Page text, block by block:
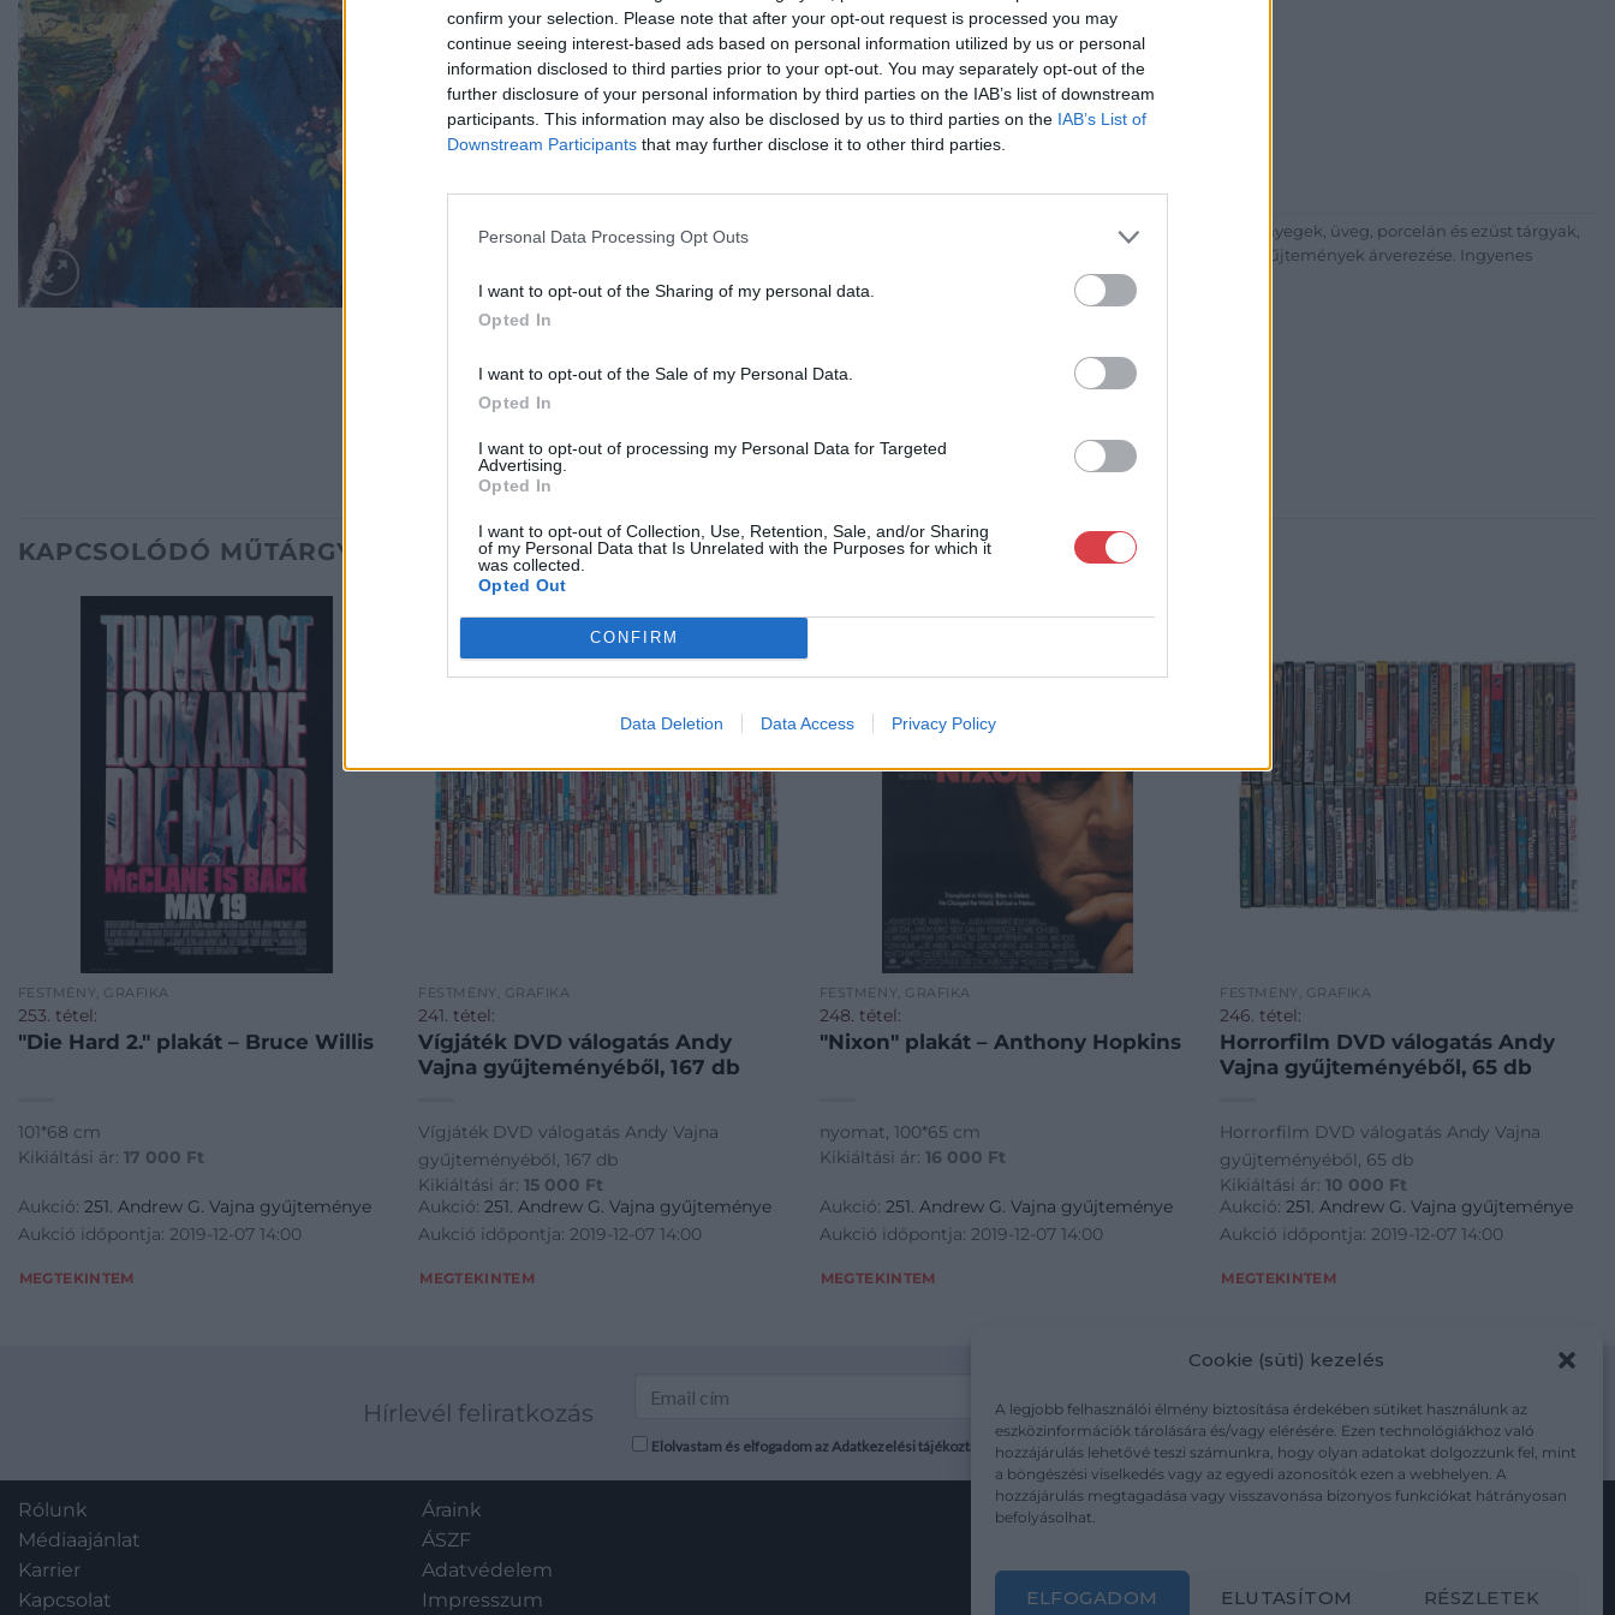
confirm your selection. Please note that after your opt-out request is processed you may
continue seeing interest-based ads based on personal information utilized by us or personal
information disclosed to third parties prior to your opt-out. You may separately opt-out of the
further disclosure of your personal information by third parties on the IAB’s list of downstream
participants. This information may also be disclosed by us to third parties on the IAB’s List of
Downstream Participants that may further disclose it to other third parties.
Personal Data Processing Opt Outs
I want to opt-out of the Sharing of my personal data.
Opted In
I want to opt-out of the Sale of my Personal Data.
Opted In
I want to opt-out of processing my Personal Data for Targeted
Advertising.
Opted In
I want to opt-out of Collection, Use, Retention, Sale, and/or Sharing
of my Personal Data that Is Unrelated with the Purposes for which it
was collected.
Opted Out
CONFIRM
Data Deletion Data Access Privacy Policy
Cookie (süti) kezelés
A legjobb felhasználói élmény biztosítása érdekében sütiket használunk az
eszközinformációk tárolására és/vagy elérésére. Ezen technológiákhoz való
hozzájárulás lehetővé teszi számunkra, hogy olyan adatokat dolgozzunk fel, mint
a böngészési viselkedés vagy az egyedi azonosítók ezen a webhelyen. A
hozzájárulás megtagadása vagy visszavonása bizonyos funkciókat hátrányosan
befolyásolhat.
ELFOGADOM ELUTASÍTOM RÉSZLETEK
Eladó:Nagyházi Galéria és Aukciósház
Cím: Müller Márta
Nagyházi Galéria és Aukciósház Kft.
1055 Budapest, Balaton utca 8.
Telefon: +361 475 6000 +361 4756005
Weboldal:http://www.nagyhazi.hu
Bemutatkozás: Magas színvonalú festmények és műtárgyak, bútorok, szőnyegek, üveg, porcelán és ezüst tárgyak,
ékszerek, néprajzi tárgyak értékesítése és aukcionálása. Hagyatékok és gyűjtemények árverezése. Ingyenes
értékbecslés. Árveréseinkre a tárgyfelvétel folyamatos.
KAPCSOLÓDÓ MŰTÁRGYAK
FESTMÉNY, GRAFIKA
253. tétel:
"Die Hard 2." plakát – Bruce Willis
101*68 cm
Kikiáltási ár: 17 000 Ft
Aukció: 251. Andrew G. Vajna gyűjteménye
Aukció időpontja: 2019-12-07 14:00
MEGTEKINTEM
FESTMÉNY, GRAFIKA
241. tétel:
Vígjáték DVD válogatás Andy
Vajna gyűjteményéből, 167 db
Vígjáték DVD válogatás Andy Vajna
gyűjteményéből, 167 db
Kikiáltási ár:15 000 Ft
Aukció:251. Andrew G. Vajna gyűjteménye
Aukció időpontja: 2019-12-07 14:00
MEGTEKINTEM
FESTMÉNY, GRAFIKA
248. tétel:
"Nixon" plakát – Anthony Hopkins
nyomat, 100*65 cm
Kikiáltási ár: 16 000 Ft
Aukció: 251. Andrew G. Vajna gyűjteménye
Aukció időpontja: 2019-12-07 14:00
MEGTEKINTEM
FESTMÉNY, GRAFIKA
246. tétel:
Horrorfilm DVD válogatás Andy
Vajna gyűjteményéből, 65 db
Horrorfilm DVD válogatás Andy Vajna
gyűjteményéből, 65 db
Kikiáltási ár:10 000 Ft
Aukció:251. Andrew G. Vajna gyűjteménye
Aukció időpontja: 2019-12-07 14:00
MEGTEKINTEM
Hírlevél feliratkozás
Elolvastam és elfogadom az Adatkezelési tájékoztatót: mutargy.com/adatkezelesi-tajekoztato/
Rólunk
Médiaajánlat
Karrier
Kapcsolat
Áraink
ÁSZF
Adatvédelem
Impresszum